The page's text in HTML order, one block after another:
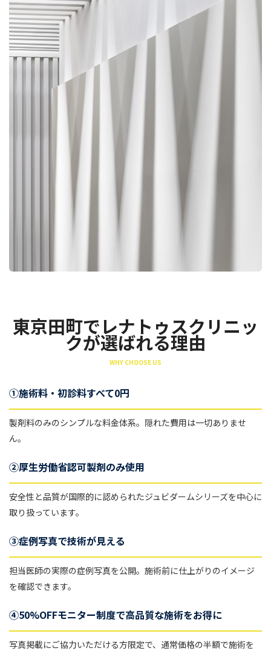
東京田町でレナトゥスクリニッ
クが選ばれる理由
WHY CHOOSE US
①施術料・初診料すべて0円
製剤料のみのシンプルな料金体系。隠れた費用は一切ありませ
ん。
②厚生労働省認可製剤のみ使用
安全性と品質が国際的に認められたジュビダームシリーズを中心に
取り扱っています。
③症例写真で技術が見える
担当医師の実際の症例写真を公開。施術前に仕上がりのイメージ
を確認できます。
④50%OFFモニター制度で高品質な施術をお得に
写真掲載にご協力いただける方限定で、通常価格の半額で施術を